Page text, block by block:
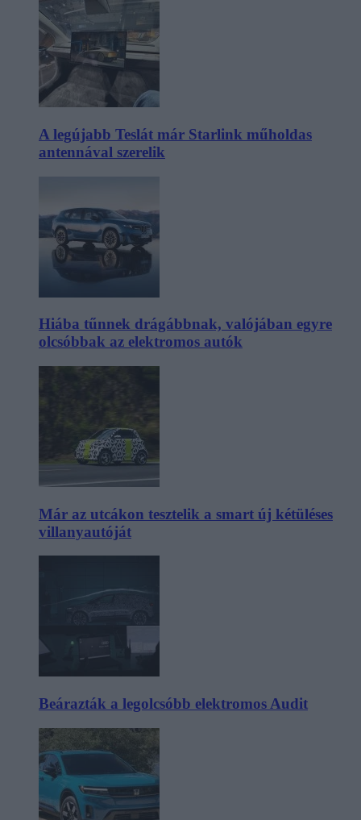
A legújabb Teslát már Starlink műholdas
antennával szerelik
Hiába tűnnek drágábbnak, valójában egyre
olcsóbbak az elektromos autók
Már az utcákon tesztelik a smart új kétüléses
villanyautóját
Beárazták a legolcsóbb elektromos Audit